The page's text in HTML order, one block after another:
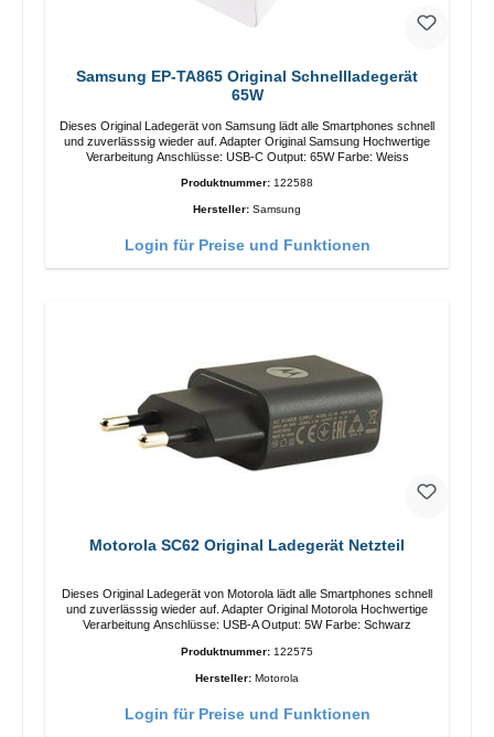
Samsung EP-TA865 Original Schnellladegerät
65W
Dieses Original Ladegerät von Samsung lädt alle Smartphones schnell
und zuverlässsig wieder auf. Adapter Original Samsung Hochwertige
Verarbeitung Anschlüsse: USB-C Output: 65W Farbe: Weiss
Produktnummer: 122588
Hersteller: Samsung
Login für Preise und Funktionen
Motorola SC62 Original Ladegerät Netzteil
Dieses Original Ladegerät von Motorola lädt alle Smartphones schnell
und zuverlässsig wieder auf. Adapter Original Motorola Hochwertige
Verarbeitung Anschlüsse: USB-A Output: 5W Farbe: Schwarz
Produktnummer: 122575
Hersteller: Motorola
Login für Preise und Funktionen